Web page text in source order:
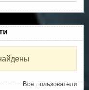
Все пользователи